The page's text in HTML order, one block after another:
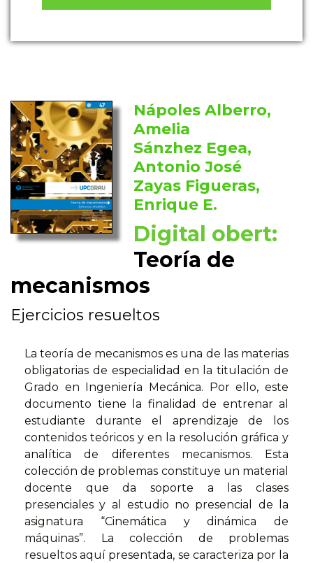
Nápoles Alberro,
Amelia
Sánzhez Egea,
Antonio José
Zayas Figueras,
Enrique E.
Digital obert:
Teoría de
mecanismos
Ejercicios resueltos
La teoría de mecanismos es una de las materias
obligatorias de especialidad en la titulación de
Grado en Ingeniería Mecánica. Por ello, este
documento tiene la finalidad de entrenar al
estudiante durante el aprendizaje de los
contenidos teóricos y en la resolución gráfica y
analítica de diferentes mecanismos. Esta
colección de problemas constituye un material
docente que da soporte a las clases
presenciales y al estudio no presencial de la
asignatura “Cinemática y dinámica de
máquinas”. La colección de problemas
resueltos aquí presentada, se caracteriza por la